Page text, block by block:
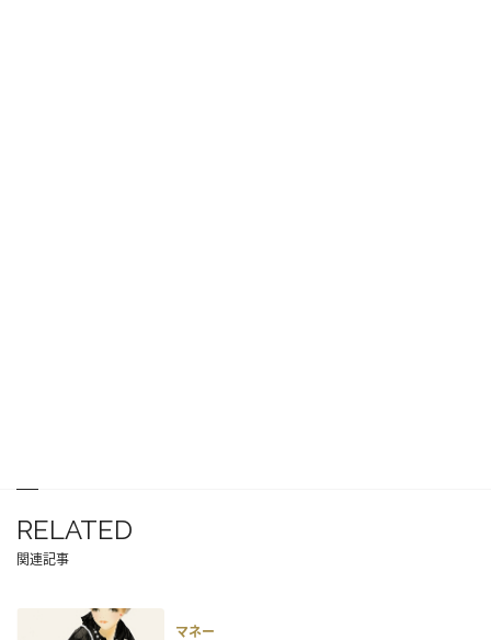
RELATED
関連記事
マネー